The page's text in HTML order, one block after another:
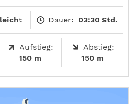
leicht Dauer: 03:30 Std.
Aufstieg:
150 m
Abstieg:
150 m